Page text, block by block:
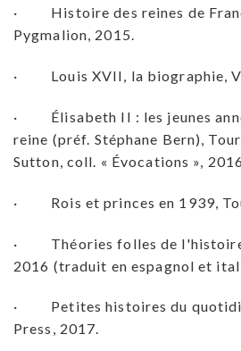
· Histoire des reines de
Pygmalion, 2015.
· Louis XVII, la biographie,
· Élisabeth II : les jeunes
reine (préf. Stéphane Bern),
Sutton, coll. « Évocations »,
· Rois et princes en 1939,
· Théories folles de l'histoire,
2016 (traduit en espagnol et
· Petites histoires du
Press, 2017.